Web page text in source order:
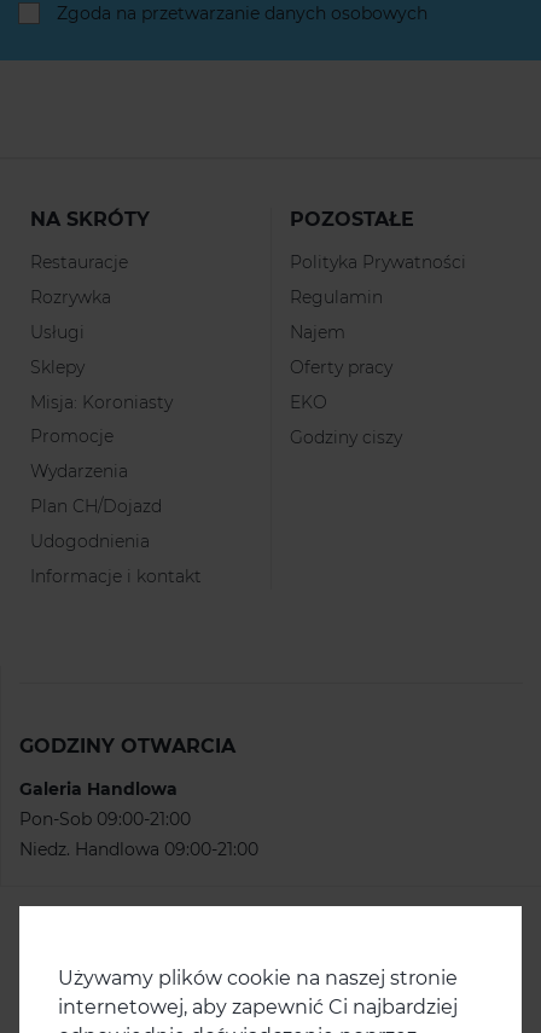
Zgoda na przetwarzanie danych osobowych
NA SKRÓTY
Restauracje
Rozrywka
Usługi
Sklepy
Misja: Koroniasty
Promocje
Wydarzenia
Plan CH/Dojazd
Udogodnienia
Informacje i kontakt
POZOSTAŁE
Polityka Prywatności
Regulamin
Najem
Oferty pracy
EKO
Godziny ciszy
GODZINY OTWARCIA
Galeria Handlowa
Pon-Sob 09:00-21:00
Niedz. Handlowa 09:00-21:00
Centrum Handlowe Korona
ul. Krzywoustego 126
Używamy plików cookie na naszej stronie
internetowej, aby zapewnić Ci najbardziej